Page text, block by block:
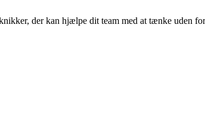
der kan hjælpe dit team med at tænke uden